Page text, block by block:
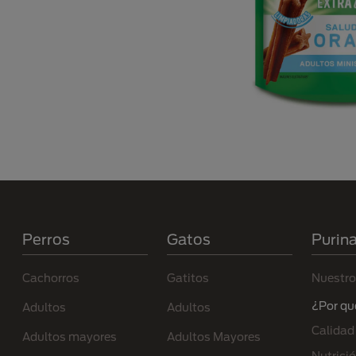
Perros
Cachorros
Adultos
Adultos mayores
Gatos
Gatitos
Adultos
Adultos Mayores
¿Por
Calidad